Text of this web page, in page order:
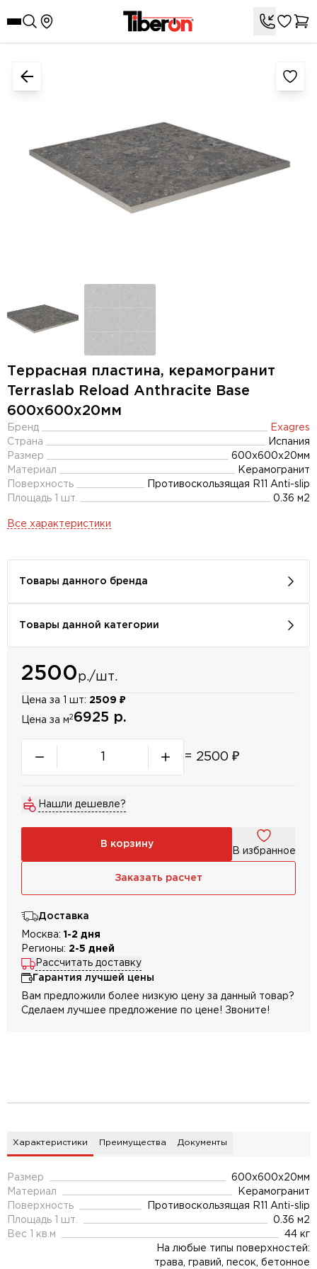
Террасная пластина, керамогранит
Terraslab Reload Anthracite Base
600x600х20мм
Бренд
Exagres
Страна
Испания
Размер
600x600x20мм
Материал
Керамогранит
Поверхность
Противоскользящая R11 Anti-slip
Площадь 1 шт.
0.36 м2
Все характеристики
Товары данного бренда
Товары данной категории
2500р./шт.
Цена за 1 шт: 2509 ₽
Цена за м2 6925 р.
= 2500 ₽
Нашли дешевле?
В корзину
В избранное
Заказать расчет
Доставка
Москва: 1-2 дня
Регионы: 2-5 дней
Рассчитать доставку
Гарантия лучшей цены
Вам предложили более низкую цену за данный товар?
Сделаем лучшее предложение по цене! Звоните!
Характеристики Преимущества Документы
Размер
600x600x20мм
Материал
Керамогранит
Поверхность
Противоскользящая R11 Anti-slip
Площадь 1 шт.
0.36 м2
Вес 1 кв.м
44 кг
На любые типы поверхностей:
трава, гравий, песок, бетонное